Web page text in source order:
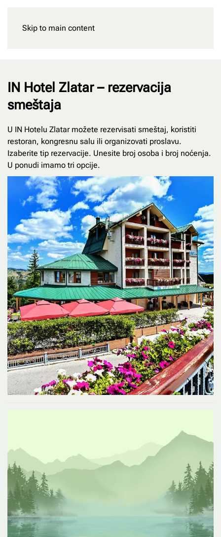
Skip to main content
IN Hotel Zlatar – rezervacija
smeštaja
U IN Hotelu Zlatar možete rezervisati smeštaj, koristiti
restoran, kongresnu salu ili organizovati proslavu.
Izaberite tip rezervacije. Unesite broj osoba i broj noćenja.
U ponudi imamo tri opcije.